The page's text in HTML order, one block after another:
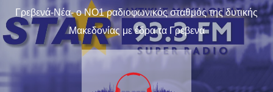
Γρεβενά-Νέα- ο ΝΟ1 ραδιοφωνικός σταθμός της δυτικής
Μακεδονίας με έδρα τα Γρεβενα